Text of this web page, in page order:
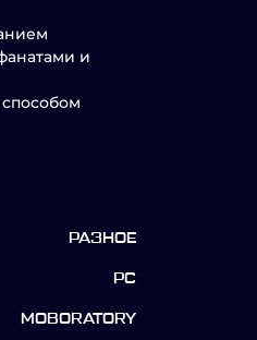
и
РАЗНОЕ
PC
MOBORATORY